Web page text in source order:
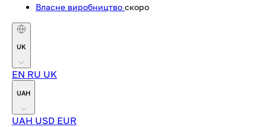
Власне виробництво скоро
UK
EN RU UK
UAH
UAH USD EUR